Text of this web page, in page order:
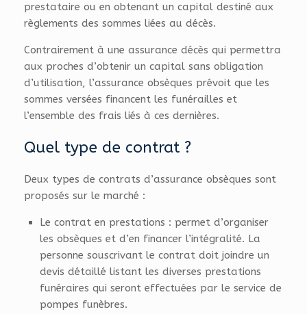
prestataire ou en obtenant un capital destiné aux
règlements des sommes liées au décès.
Contrairement à une assurance décès qui permettra
aux proches d’obtenir un capital sans obligation
d’utilisation, l’assurance obsèques prévoit que les
sommes versées financent les funérailles et
l’ensemble des frais liés à ces dernières.
Quel type de contrat ?
Deux types de contrats d’assurance obsèques sont
proposés sur le marché :
Le contrat en prestations : permet d’organiser
les obsèques et d’en financer l’intégralité. La
personne souscrivant le contrat doit joindre un
devis détaillé listant les diverses prestations
funéraires qui seront effectuées par le service de
pompes funèbres.